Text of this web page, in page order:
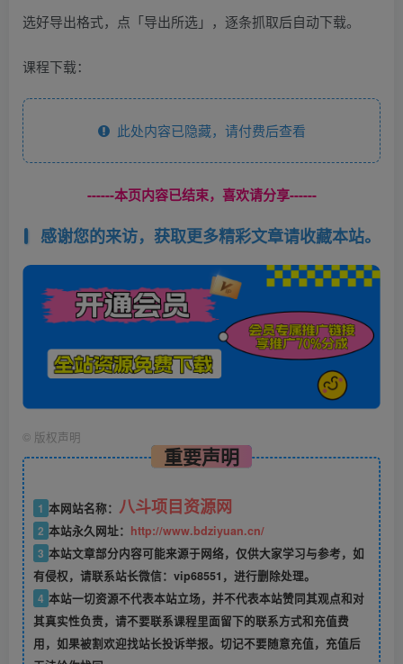
选好导出格式，点「导出所选」，逐条抓取后自动下载。
课程下载：
此处内容已隐藏，请付费后查看
------本页内容已结束，喜欢请分享------
感谢您的来访，获取更多精彩文章请收藏本站。
© 版权声明
重要声明
1 本网站名称： 八斗项目资源网
2 本站永久网址： http://www.bdziyuan.cn/
3 本站文章部分内容可能来源于网络，仅供大家学习与参考，如
有侵权，请联系站长微信：vip68551，进行删除处理。
4 本站一切资源不代表本站立场，并不代表本站赞同其观点和对
其真实性负责，请不要联系课程里面留下的联系方式和充值费
用，如果被割欢迎找站长投诉举报。切记不要随意充值，充值后